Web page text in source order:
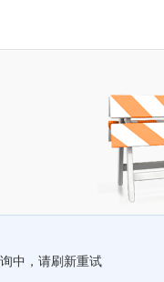
中，请刷新重试